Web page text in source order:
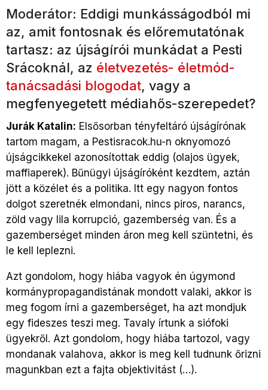
Moderátor: Eddigi munkásságodból mi
az, amit fontosnak és előremutatónak
tartasz: az újságírói munkádat a Pesti
Srácoknál, az életvezetés- életmód-
tanácsadási blogodat, vagy a
megfenyegetett médiahős-szerepedet?
Jurák Katalin: Elsősorban tényfeltáró újságírónak
tartom magam, a Pestisracok.hu-n oknyomozó
újságcikkekel azonosítottak eddig (olajos ügyek,
maffiaperek). Bűnügyi újságíróként kezdtem, aztán
jött a közélet és a politika. Itt egy nagyon fontos
dolgot szeretnék elmondani, nincs piros, narancs,
zöld vagy lila korrupció, gazemberség van. És a
gazemberséget minden áron meg kell szüntetni, és
le kell leplezni.
Azt gondolom, hogy hiába vagyok én úgymond
kormánypropagandistának mondott valaki, akkor is
meg fogom írni a gazemberséget, ha azt mondjuk
egy fideszes teszi meg. Tavaly írtunk a siófoki
ügyekről. Azt gondolom, hogy hiába tartozol, vagy
mondanak valahova, akkor is meg kell tudnunk őrizni
magunkban ezt a fajta objektivitást (…).